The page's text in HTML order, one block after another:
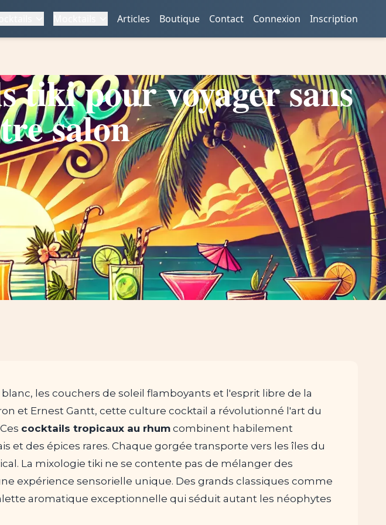
Articles Boutique Contact Connexion Inscription
tiki pour voyager sans
salon
les couchers de soleil flamboyants et l'esprit libre de la
et Ernest Gantt, cette culture cocktail a révolutionné l'art du
cocktails tropicaux au rhum combinent habilement
et des épices rares. Chaque gorgée transporte vers les îles du
La mixologie tiki ne se contente pas de mélanger des
expérience sensorielle unique. Des grands classiques comme
aromatique exceptionnelle qui séduit autant les néophytes